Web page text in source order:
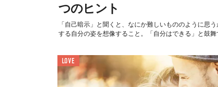
つのヒント
「自己暗示」と聞くと、なにか難しいもののように思
する自分の姿を想像すること。「自分はできる」と鼓
LOVE